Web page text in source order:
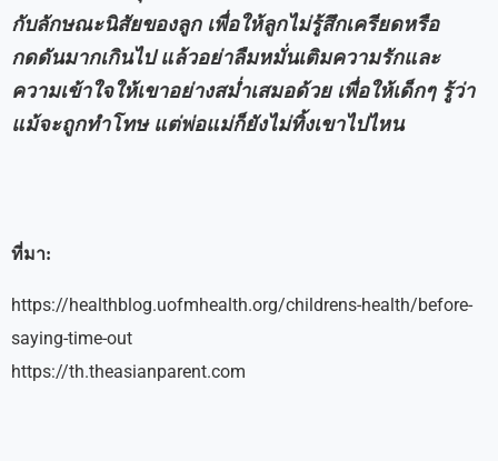
กับลักษณะนิสัยของลูก เพื่อให้ลูกไม่รู้สึกเครียดหรือ
กดดันมากเกินไป แล้วอย่าลืมหมั่นเติมความรักและ
ความเข้าใจให้เขาอย่างสม่ำเสมอด้วย เพื่อให้เด็กๆ รู้ว่า
แม้จะถูกทำโทษ แต่พ่อแม่ก็ยังไม่ทิ้งเขาไปไหน
ที่มา:
https://healthblog.uofmhealth.org/childrens-health/before-
saying-time-out
https://th.theasianparent.com